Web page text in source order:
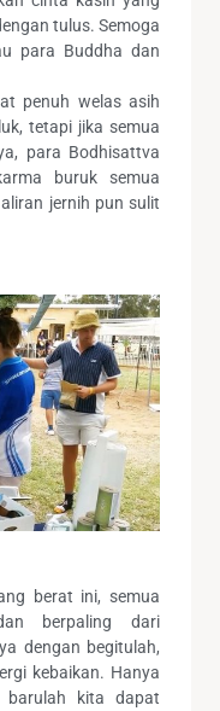
tulus. Semoga
para Buddha dan
penuh welas asih
tetapi jika semua
para Bodhisattva
buruk semua
jernih pun sulit
berat ini, semua
berpaling dari
dengan begitulah,
kebaikan. Hanya
barulah kita dapat